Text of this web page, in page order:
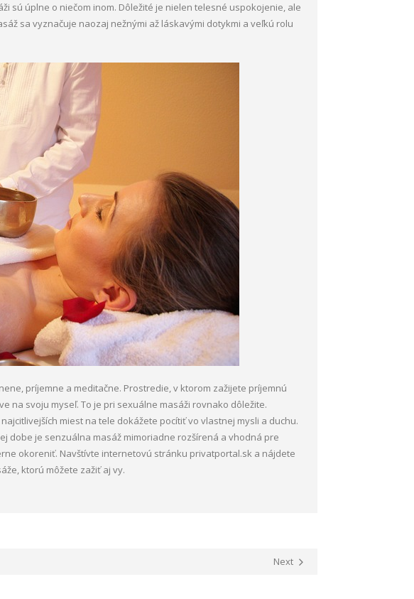
sú úplne o niečom inom. Dôležité je nielen telesné uspokojenie, ale
sa vyznačuje naozaj nežnými až láskavými dotykmi a veľkú rolu
príjemne a meditačne. Prostredie, v ktorom zažijete príjemnú
na svoju myseľ. To je pri sexuálne masáži rovnako dôležite.
miest na tele dokážete pocítiť vo vlastnej mysli a duchu.
dobe je senzuálna masáž mimoriadne rozšírená a vhodná pre
okoreniť. Navštívte internetovú stránku privatportal.sk a nájdete
ktorú môžete zažiť aj vy.
Next